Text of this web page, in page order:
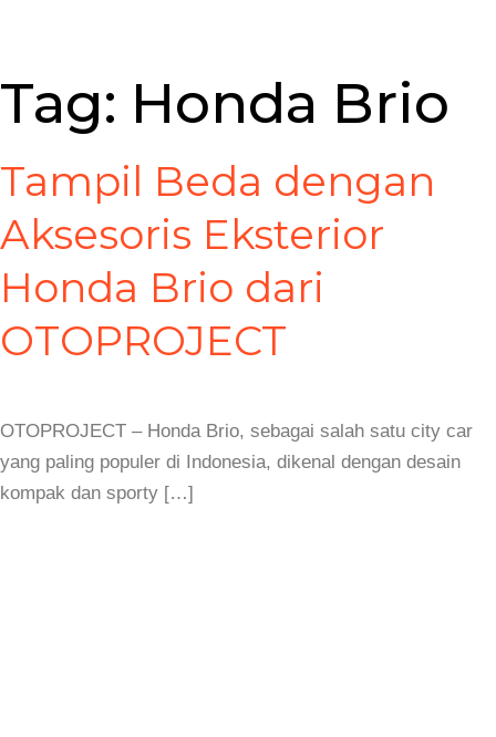
Tag: Honda Brio
Tampil Beda dengan
Aksesoris Eksterior
Honda Brio dari
OTOPROJECT
OTOPROJECT – Honda Brio, sebagai salah satu city car
yang paling populer di Indonesia, dikenal dengan desain
kompak dan sporty […]